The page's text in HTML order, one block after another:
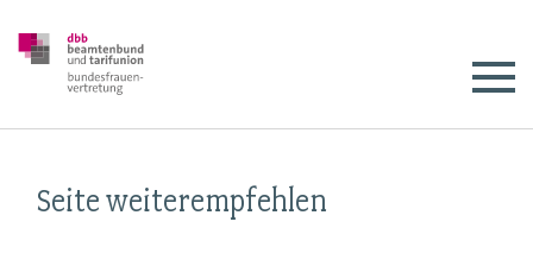
Seite weiterempfehlen